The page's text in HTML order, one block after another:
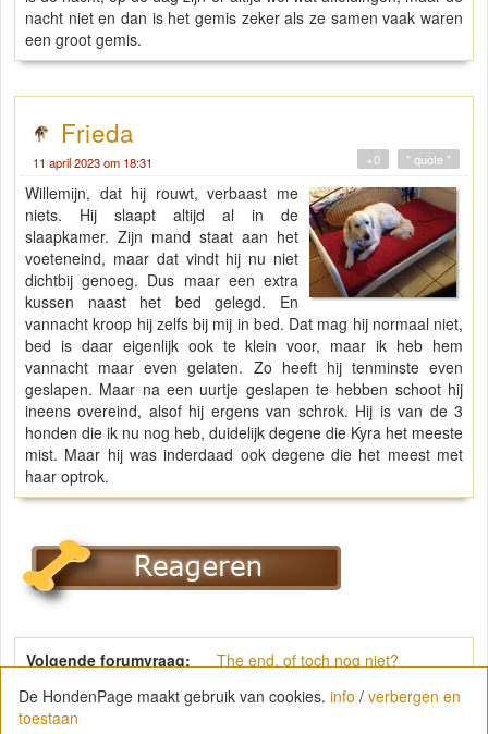
nacht niet en dan is het gemis zeker als ze samen vaak waren
een groot gemis.
Frieda
11 april 2023 om 18:31 " quote "
+0
Willemijn, dat hij rouwt, verbaast me
niets. Hij slaapt altijd al in de
slaapkamer. Zijn mand staat aan het
voeteneind, maar dat vindt hij nu niet
dichtbij genoeg. Dus maar een extra
kussen naast het bed gelegd. En
vannacht kroop hij zelfs bij mij in bed. Dat mag hij normaal niet,
bed is daar eigenlijk ook te klein voor, maar ik heb hem
vannacht maar even gelaten. Zo heeft hij tenminste even
geslapen. Maar na een uurtje geslapen te hebben schoot hij
ineens overeind, alsof hij ergens van schrok. Hij is van de 3
honden die ik nu nog heb, duidelijk degene die Kyra het meeste
mist. Maar hij was inderdaad ook degene die het meest met
haar optrok.
Volgende forumvraag:
The end, of toch nog niet?
De HondenPage maakt gebruik van cookies. info / verbergen en
toestaan